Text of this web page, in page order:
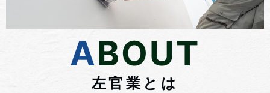
ABOUT
左官業とは